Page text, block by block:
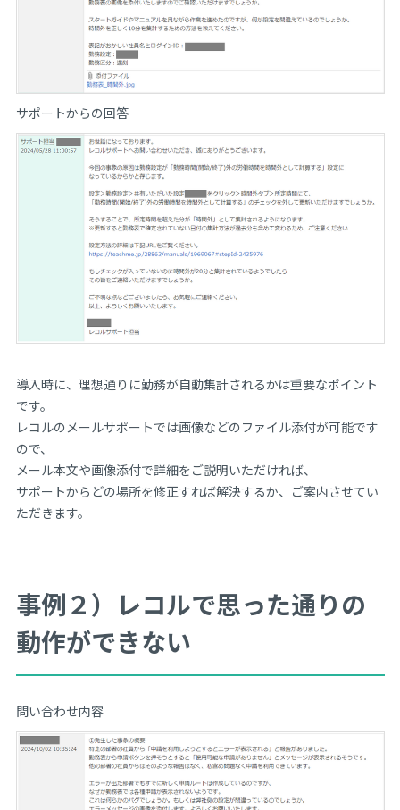
サポートからの回答
導入時に、理想通りに勤務が自動集計されるかは重要なポイント
です。
レコルのメールサポートでは画像などのファイル添付が可能です
ので、
メール本文や画像添付で詳細をご説明いただければ、
サポートからどの場所を修正すれば解決するか、ご案内させてい
ただきます。
事例２）レコルで思った通りの
動作ができない
問い合わせ内容